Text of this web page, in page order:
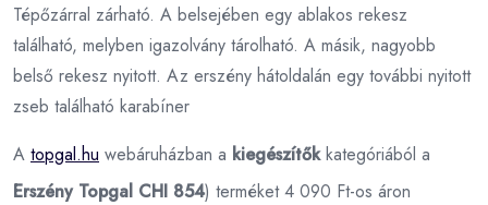
Tépőzárral zárható. A belsejében egy ablakos rekesz
található, melyben igazolvány tárolható. A másik, nagyobb
belső rekesz nyitott. Az erszény hátoldalán egy további nyitott
zseb található karabíner
A topgal.hu webáruházban a kiegészítőkkategóriából a
Erszény Topgal CHI 854) terméket 4 090 Ft-os áron